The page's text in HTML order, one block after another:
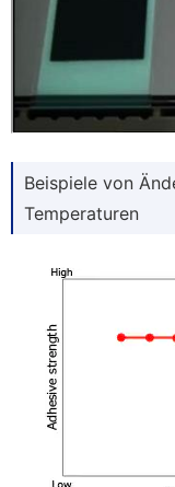
Beispiele von
Temperaturen